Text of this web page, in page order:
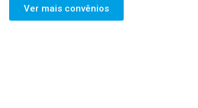
Ver mais convênios